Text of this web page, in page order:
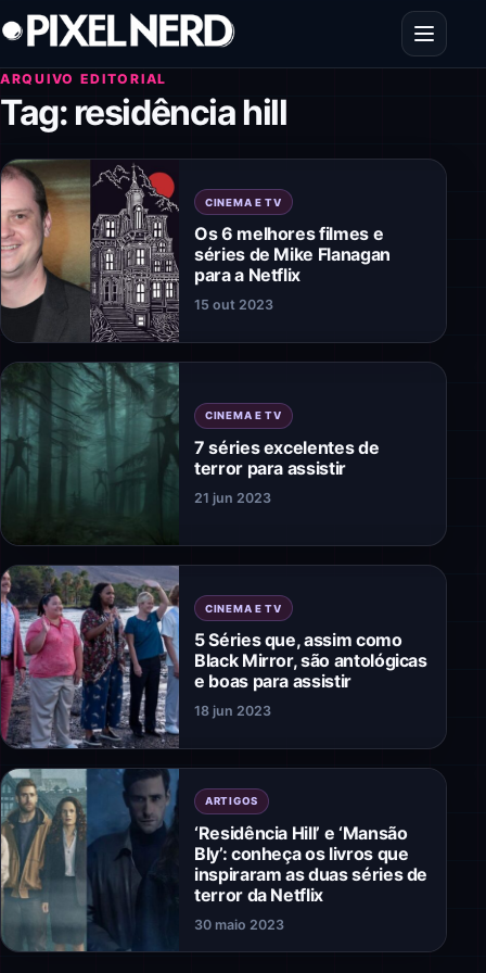
Pular para o conteúdo
Abrir
ARQUIVO EDITORIAL
Tag: residência hill
CINEMA E TV
Os 6 melhores filmes e
séries de Mike Flanagan
para a Netflix
15 out 2023
CINEMA E TV
7 séries excelentes de
terror para assistir
21 jun 2023
CINEMA E TV
5 Séries que, assim como
Black Mirror, são antológicas
e boas para assistir
18 jun 2023
ARTIGOS
‘Residência Hill’ e ‘Mansão
Bly’: conheça os livros que
inspiraram as duas séries de
terror da Netflix
30 maio 2023